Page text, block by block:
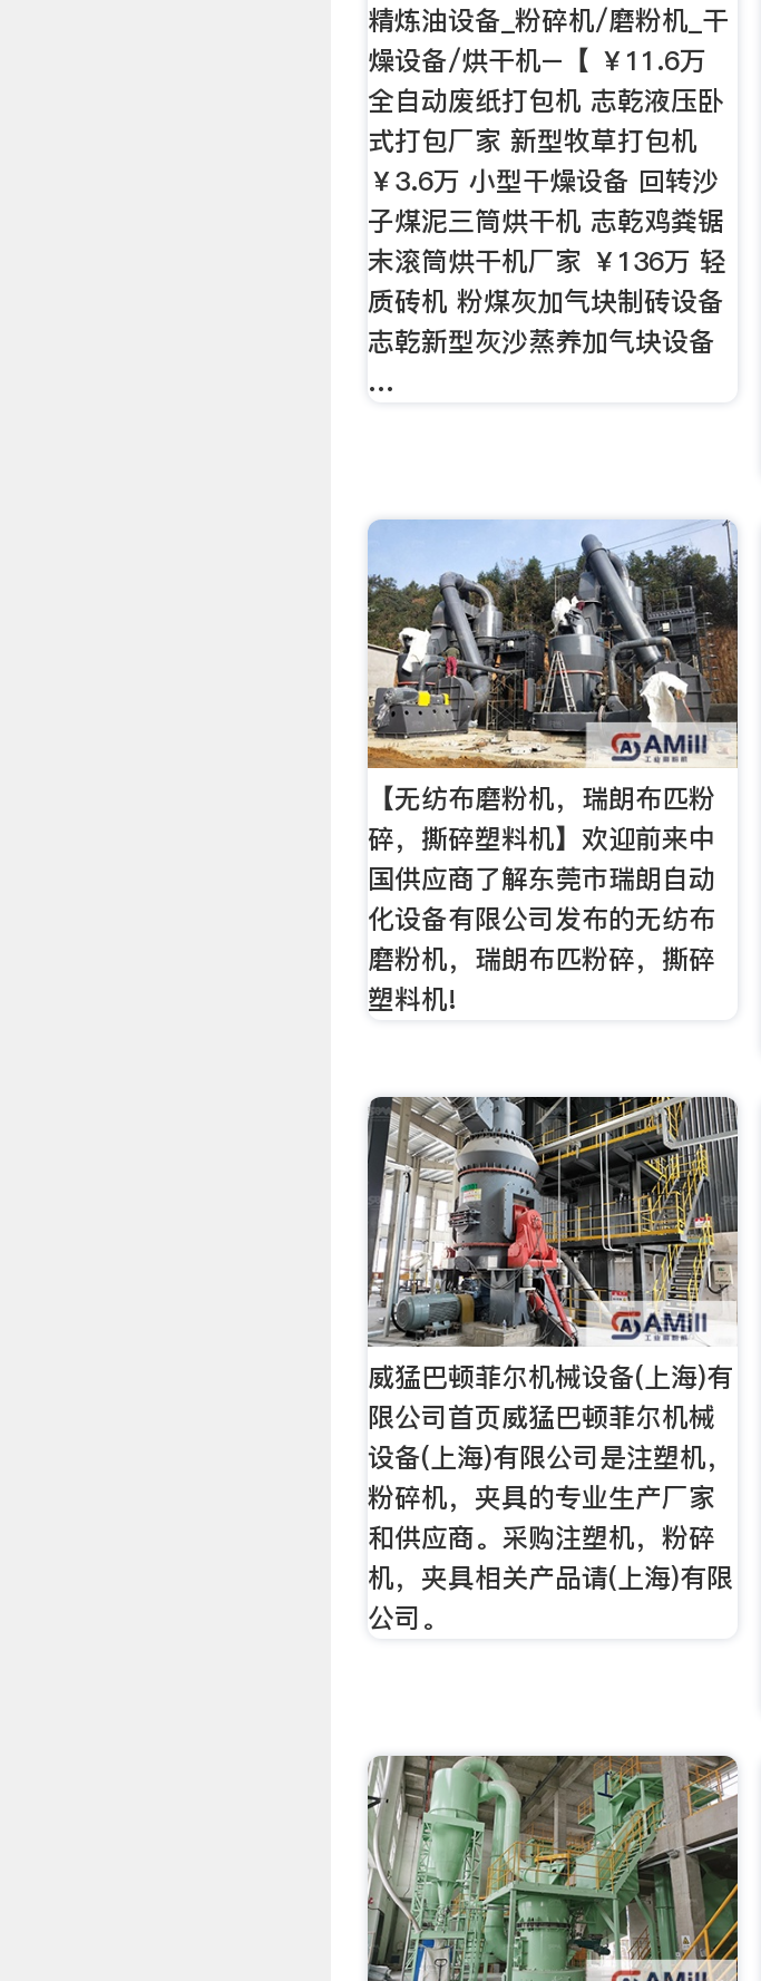
精炼油设备_粉碎机/磨粉机_干
燥设备/烘干机–【 ￥11.6万
全自动废纸打包机 志乾液压卧
式打包厂家 新型牧草打包机
￥3.6万 小型干燥设备 回转沙
子煤泥三筒烘干机 志乾鸡粪锯
末滚筒烘干机厂家 ￥136万 轻
质砖机 粉煤灰加气块制砖设备
志乾新型灰沙蒸养加气块设备
…
【无纺布磨粉机，瑞朗布匹粉
碎，撕碎塑料机】欢迎前来中
国供应商了解东莞市瑞朗自动
化设备有限公司发布的无纺布
磨粉机，瑞朗布匹粉碎，撕碎
塑料机!
威猛巴顿菲尔机械设备(上海)有
限公司首页威猛巴顿菲尔机械
设备(上海)有限公司是注塑机，
粉碎机，夹具的专业生产厂家
和供应商。采购注塑机，粉碎
机，夹具相关产品请(上海)有限
公司。